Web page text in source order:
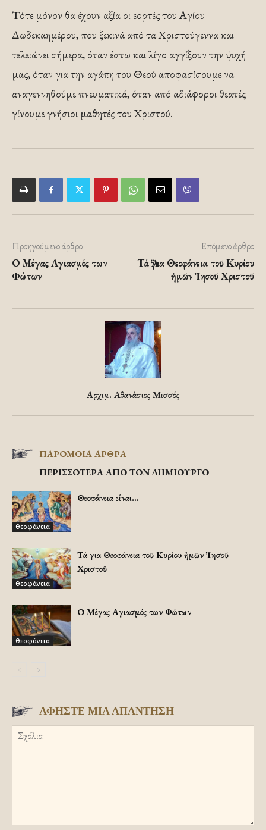
Τότε μόνον θα έχουν αξία οι εορτές του Αγίου
Δωδεκαημέρου, που ξεκινά από τα Χριστούγεννα και
τελειώνει σήμερα, όταν έστω και λίγο αγγίξουν την ψυχή
μας, όταν για την αγάπη του Θεού αποφασίσουμε να
αναγεννηθούμε πνευματικά, όταν από αδιάφοροι θεατές
γίνουμε γνήσιοι μαθητές του Χριστού.
Προηγούμενο άρθρο
Ο Μέγας Αγιασμός των
Φώτων
Επόμενο άρθρο
Τά Ἅγια Θεοφάνεια τοῦ Κυρίου
ἡμῶν Ἰησοῦ Χριστοῦ
Αρχιμ. Αθανάσιος Μισσός
ΠΑΡΟΜΟΙΑ ΑΡΘΡΑ
ΠΕΡΙΣΣΟΤΕΡΑ ΑΠΟ ΤΟΝ ΔΗΜΙΟΥΡΓΟ
Θεοφάνεια
Θεοφάνεια είναι…
Θεοφάνεια
Τά Ἅγια Θεοφάνεια τοῦ Κυρίου ἡμῶν Ἰησοῦ
Χριστοῦ
Θεοφάνεια
Ο Μέγας Αγιασμός των Φώτων
ΑΦΗΣΤΕ ΜΙΑ ΑΠΑΝΤΗΣΗ